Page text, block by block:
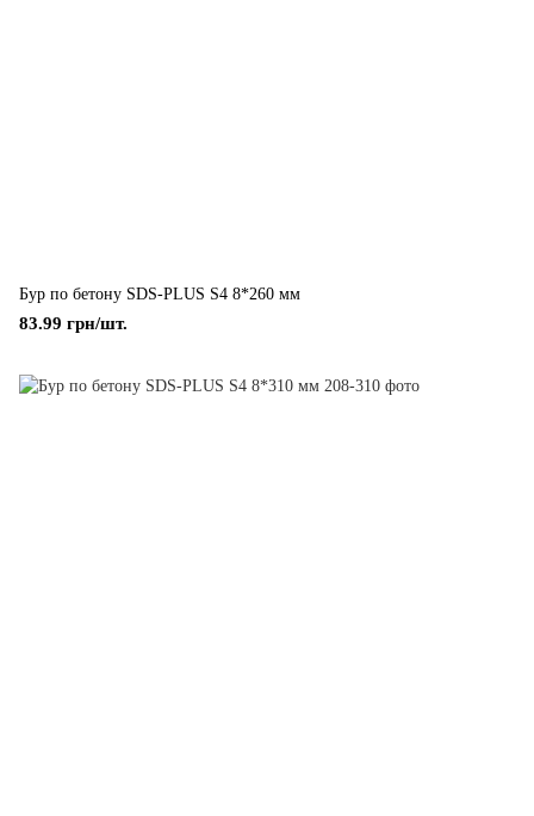
Бур по бетону SDS-PLUS S4 8*260 мм
83.99 грн/шт.